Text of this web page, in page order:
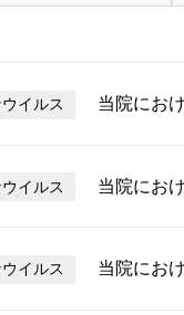
イルス 当院にお
イルス 当院にお
イルス 当院にお